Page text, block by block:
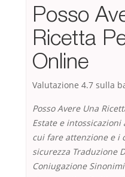
Posso
Ricetta
Online
Valutazione 4.7 sulla
Posso Avere Una
Estate e
cui fare attenzione e i
sicurezza Traduzione
Coniugazione